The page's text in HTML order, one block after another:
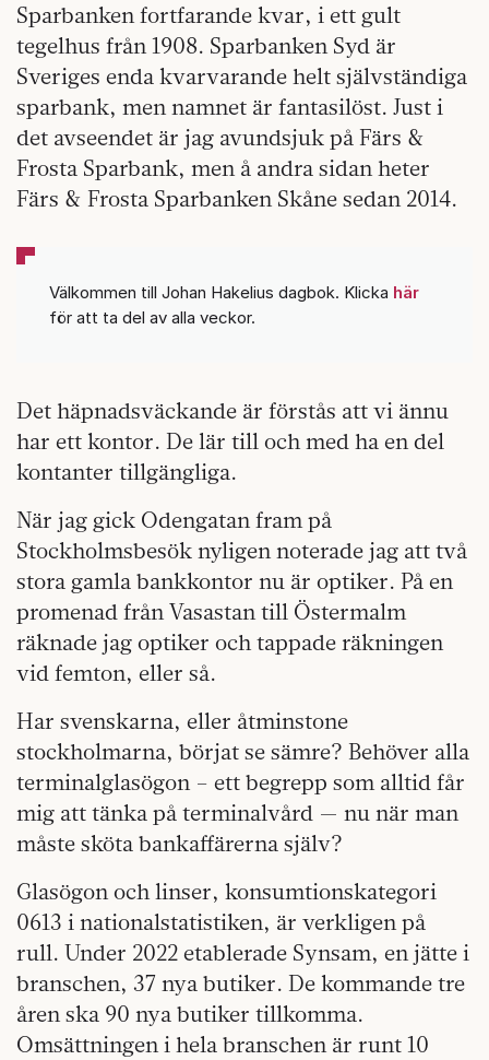
Sparbanken fortfarande kvar, i ett gult
tegelhus från 1908. Sparbanken Syd är
Sveriges enda kvarvarande helt självständiga
sparbank, men namnet är fantasilöst. Just i
det avseendet är jag avundsjuk på Färs &
Frosta Sparbank, men å andra sidan heter
Färs & Frosta Sparbanken Skåne sedan 2014.
Välkommen till Johan Hakelius dagbok. Klicka här
för att ta del av alla veckor.
Det häpnadsväckande är förstås att vi ännu
har ett kontor. De lär till och med ha en del
kontanter tillgängliga.
När jag gick Odengatan fram på
Stockholmsbesök nyligen noterade jag att två
stora gamla bankkontor nu är optiker. På en
promenad från Vasastan till Östermalm
räknade jag optiker och tappade räkningen
vid femton, eller så.
Har svenskarna, eller åtminstone
stockholmarna, börjat se sämre? Behöver alla
terminalglasögon – ett begrepp som alltid får
mig att tänka på terminalvård — nu när man
måste sköta bankaffärerna själv?
Glasögon och linser, konsumtionskategori
0613 i nationalstatistiken, är verkligen på
rull. Under 2022 etablerade Synsam, en jätte i
branschen, 37 nya butiker. De kommande tre
åren ska 90 nya butiker tillkomma.
Omsättningen i hela branschen är runt 10